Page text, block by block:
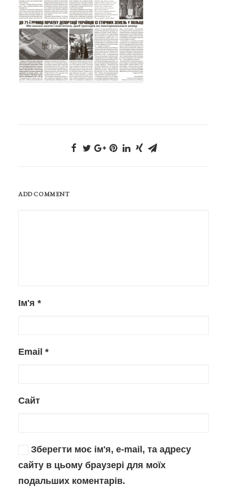
ADD COMMENT
Ім'я *
Email *
Сайт
Зберегти моє ім'я, e-mail, та адресу
сайту в цьому браузері для моїх
подальших коментарів.